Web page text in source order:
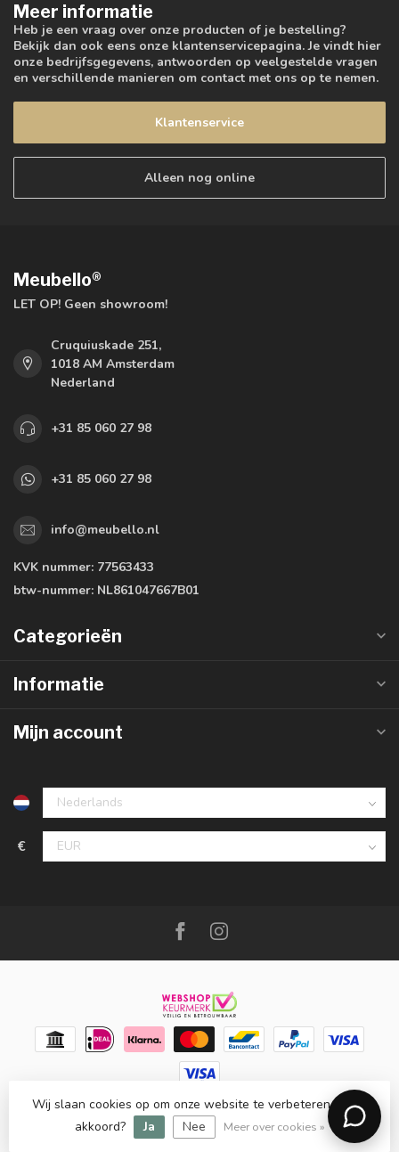
Meer informatie
Heb je een vraag over onze producten of je bestelling?
Bekijk dan ook eens onze klantenservicepagina. Je vindt hier
onze bedrijfsgegevens, antwoorden op veelgestelde vragen
en verschillende manieren om contact met ons op te nemen.
Klantenservice
Alleen nog online
Meubello®
LET OP! Geen showroom!
Cruquiuskade 251,
1018 AM Amsterdam
Nederland
+31 85 060 27 98
+31 85 060 27 98
info@meubello.nl
KVK nummer: 77563433
btw-nummer: NL861047667B01
Categorieën
Informatie
Mijn account
€
© Copyright 2026 Meubello®- Powered byLightspeed-
Lightspeed designby Dyvelopment
Wij slaan cookies op om onze website te verbeteren. Is dat
akkoord?
Ja Nee Meer over cookies »